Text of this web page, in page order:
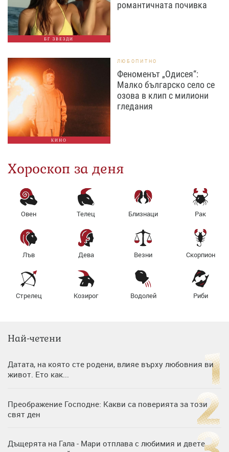
БГ ЗВЕЗДИ
романтичната почивка
КИНО
ЛЮБОПИТНО
Феноменът „Одисея“:
Малко българско село се
озова в клип с милиони
гледания
Хороскоп за деня
Овен Телец Близнаци Рак
Лъв Дева Везни Скорпион
Стрелец Козирог Водолей Риби
Най-четени
Датата, на която сте родени, влияе върху любовния ви
живот. Ето как...
Преображение Господне: Какви са поверията за този
свят ден
Дъщерята на Гала - Мари отплава с любимия и двете